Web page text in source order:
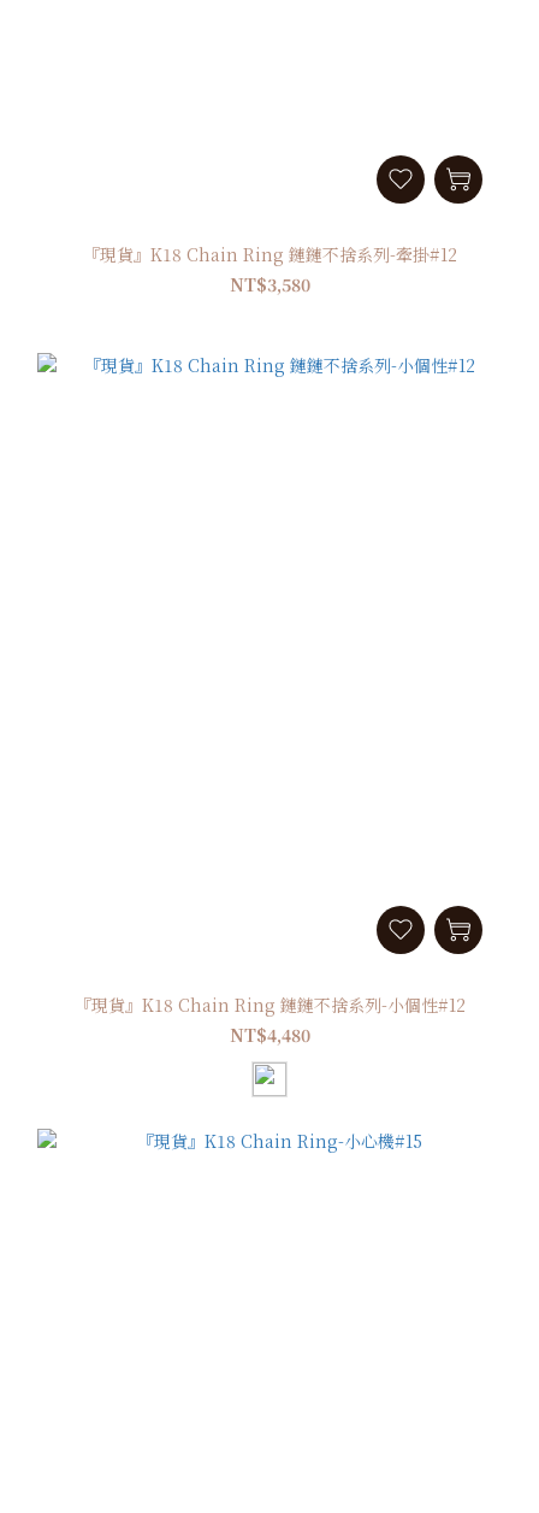
『現貨』K18 Chain Ring 鏈鏈不捨系列-牽掛#12
NT$3,580
『現貨』K18 Chain Ring 鏈鏈不捨系列-小個性#12
NT$4,480